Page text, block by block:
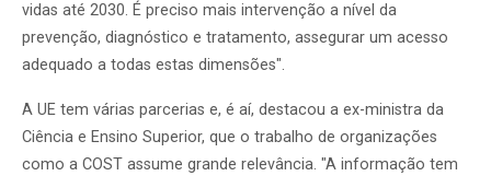
vidas até 2030. É preciso mais intervenção a nível da
prevenção, diagnóstico e tratamento, assegurar um acesso
adequado a todas estas dimensões".
A UE tem várias parcerias e, é aí, destacou a ex-ministra da
Ciência e Ensino Superior, que o trabalho de organizações
como a COST assume grande relevância. "A informação tem